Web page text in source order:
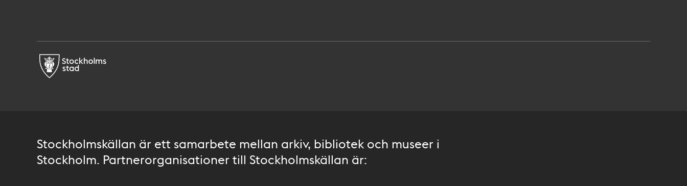
Stockholmskällan är ett samarbete mellan arkiv, bibliotek och museer i
Stockholm. Partnerorganisationer till Stockholmskällan är: